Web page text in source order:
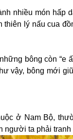
nhiều món hấp
lý nấu cua
bông còn
vậy, bông mới
ở Nam Bộ,
ta phải tranh